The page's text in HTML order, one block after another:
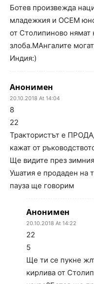
Ботев произвежда
младежкия и ОСЕМ
от Столипиново нямат
злоба.МАнгалите
Индия:)
Анонимен
20.10.2018 At 14:04
8
22
Трактористът е
кажат от
Ще видите през
Ушатия е продаден на
пауза ще говорим
Анонимен
20.10.2018 At 14:22
22
5
Ще ти се пукне
кирлива от